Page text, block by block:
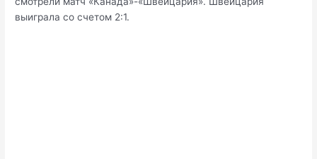
выиграла со счетом 2:1.